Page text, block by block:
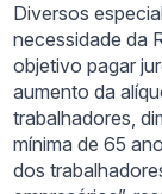
Diversos
necessidade da
objetivo pagar
aumento da
trabalhadores,
mínima de 65
dos